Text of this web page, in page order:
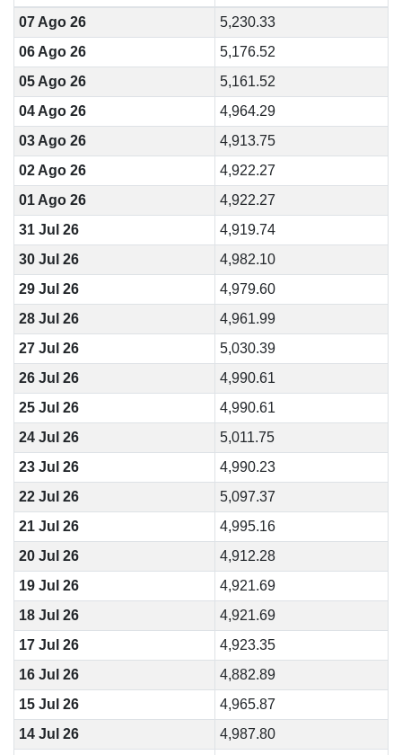
07 Ago 26
5,230.33
06 Ago 26
5,176.52
05 Ago 26
5,161.52
04 Ago 26
4,964.29
03 Ago 26
4,913.75
02 Ago 26
4,922.27
01 Ago 26
4,922.27
31 Jul 26
4,919.74
30 Jul 26
4,982.10
29 Jul 26
4,979.60
28 Jul 26
4,961.99
27 Jul 26
5,030.39
26 Jul 26
4,990.61
25 Jul 26
4,990.61
24 Jul 26
5,011.75
23 Jul 26
4,990.23
22 Jul 26
5,097.37
21 Jul 26
4,995.16
20 Jul 26
4,912.28
19 Jul 26
4,921.69
18 Jul 26
4,921.69
17 Jul 26
4,923.35
16 Jul 26
4,882.89
15 Jul 26
4,965.87
14 Jul 26
4,987.80